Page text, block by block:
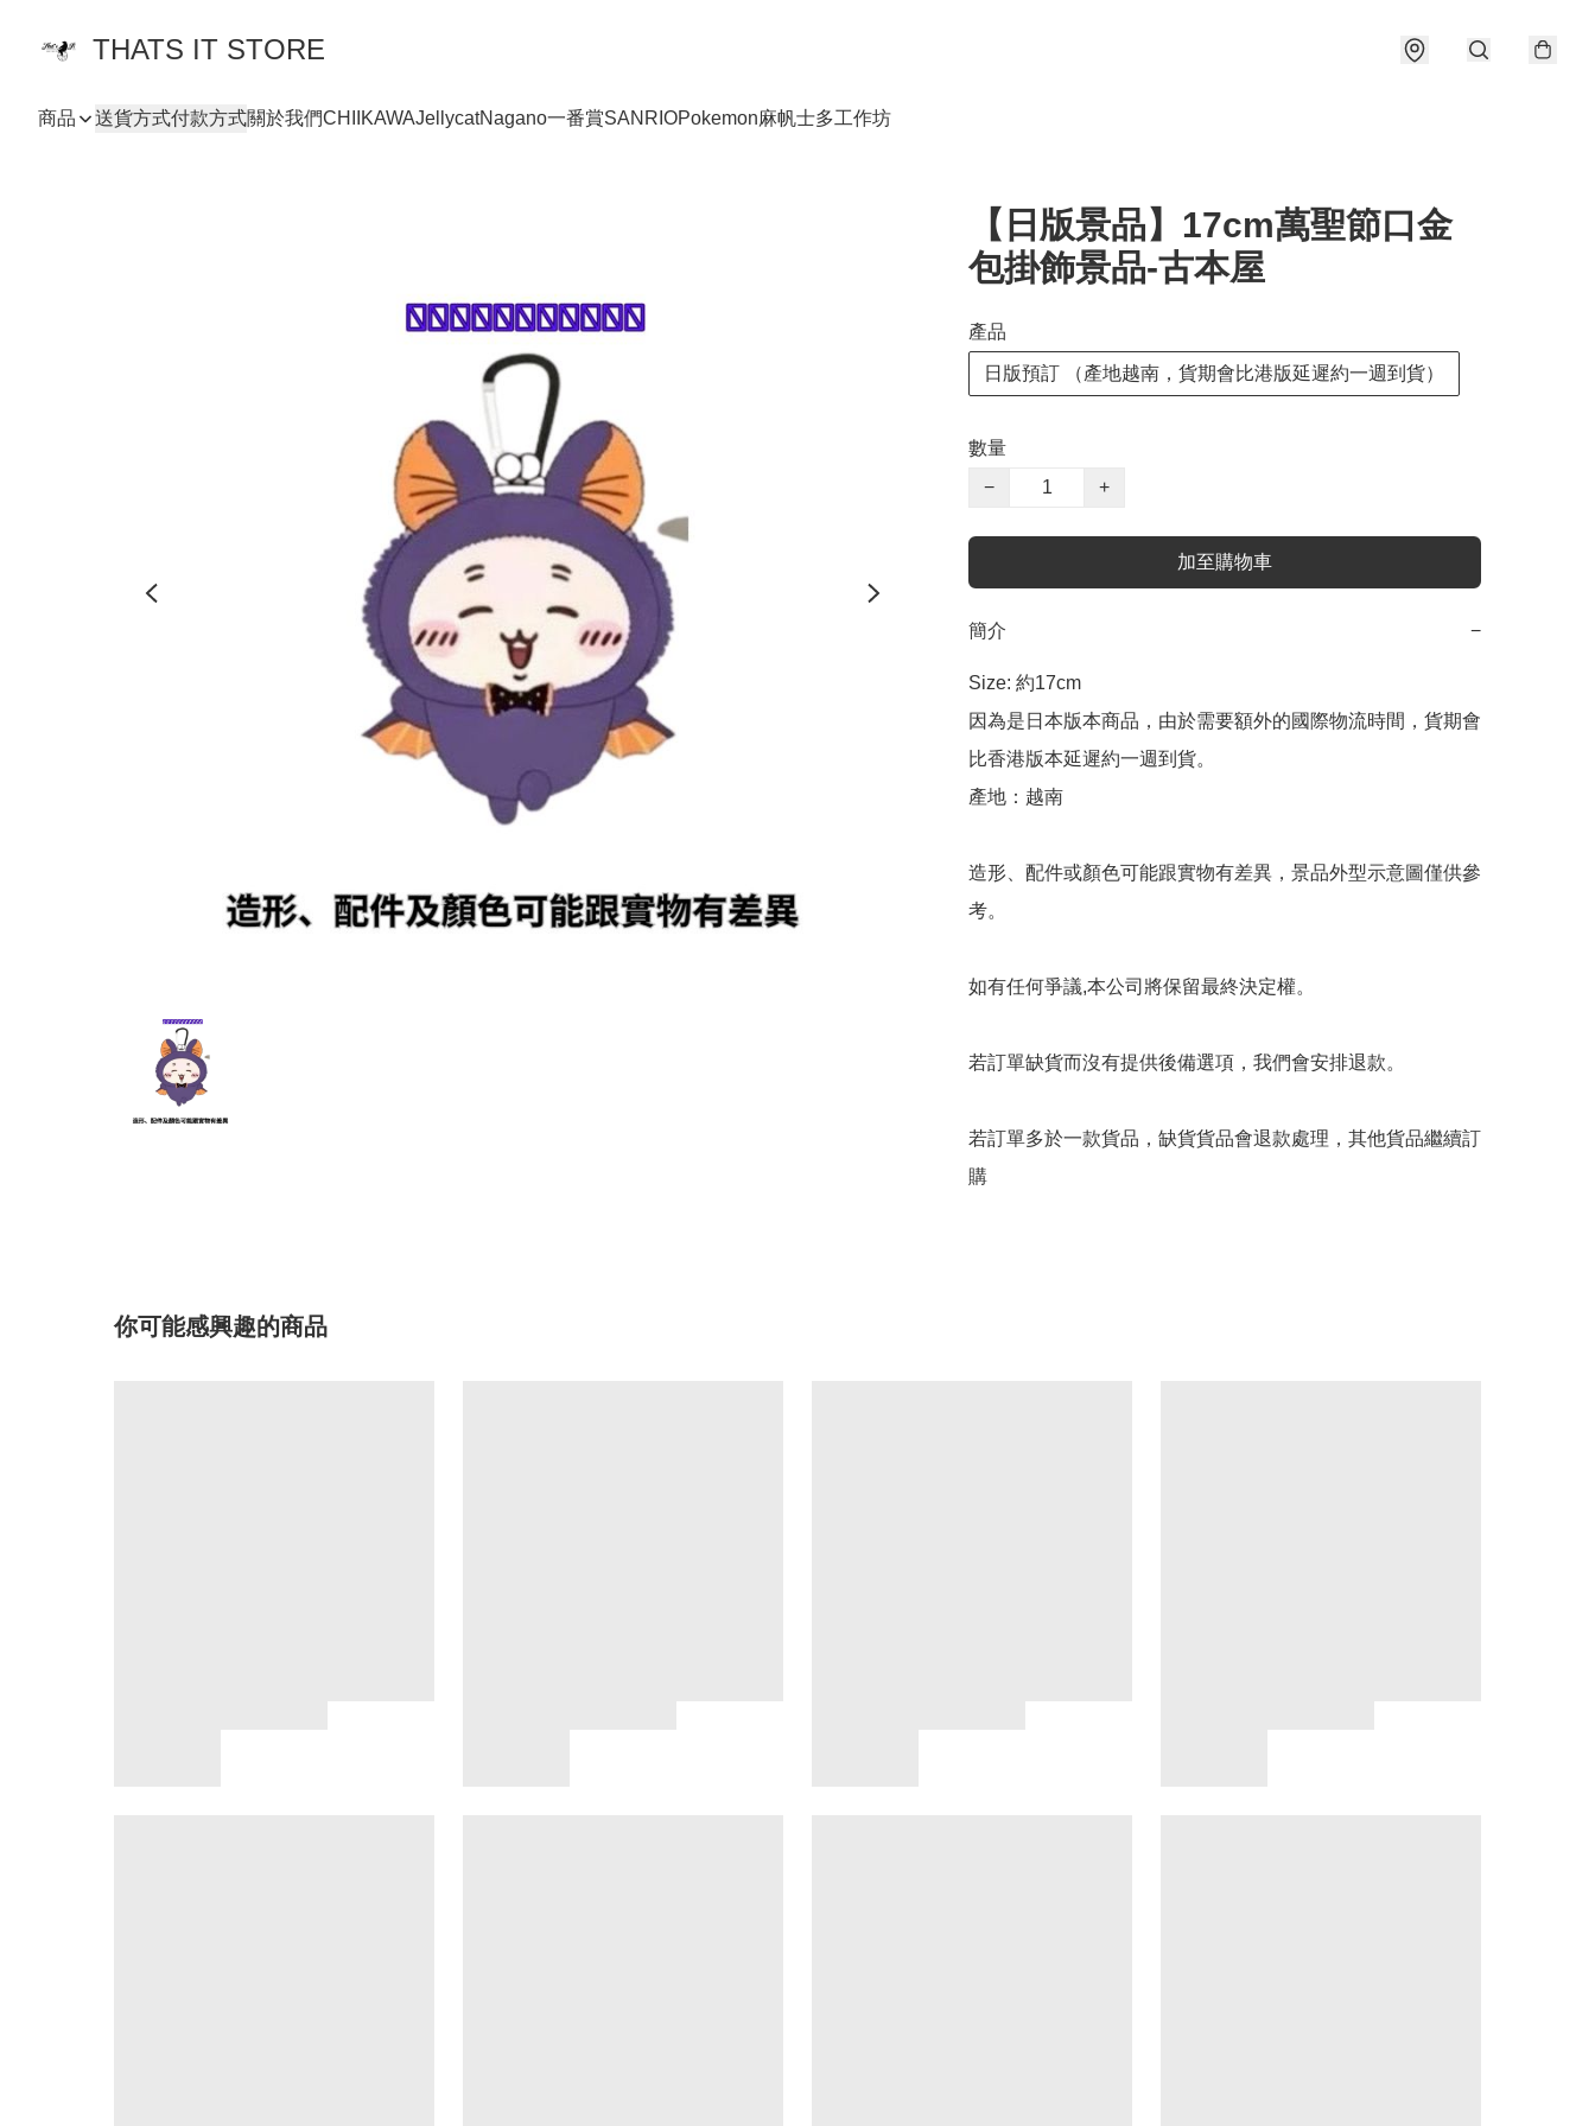
THATS IT STORE
商品 送貨方式付款方式關於我們CHIIKAWAJellycatNagano一番賞SANRIOPokemon麻帆士多工作坊
【日版景品】17cm萬聖節口金
包掛飾景品-古本屋
產品
日版預訂 （產地越南，貨期會比港版延遲約一週到貨）
數量
−
+
加至購物車
簡介 −
Size: 約17cm
因為是日本版本商品，由於需要額外的國際物流時間，貨期會
比香港版本延遲約一週到貨。
產地：越南
造形、配件或顏色可能跟實物有差異，景品外型示意圖僅供參
考。
如有任何爭議,本公司將保留最終決定權。
若訂單缺貨而沒有提供後備選項，我們會安排退款。
若訂單多於一款貨品，缺貨貨品會退款處理，其他貨品繼續訂
你可能感興趣的商品